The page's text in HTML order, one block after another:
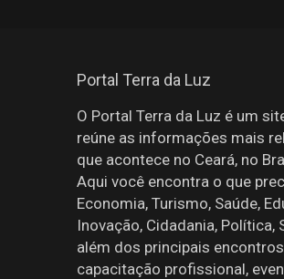
Portal Terra da Luz
O Portal Terra da Luz é um
reúne as informações mais
que acontece no Ceará, no
Aqui você encontra o que
Economia, Turismo, Saúde,
Inovação, Cidadania, Política,
além dos principais
capacitação profissional,